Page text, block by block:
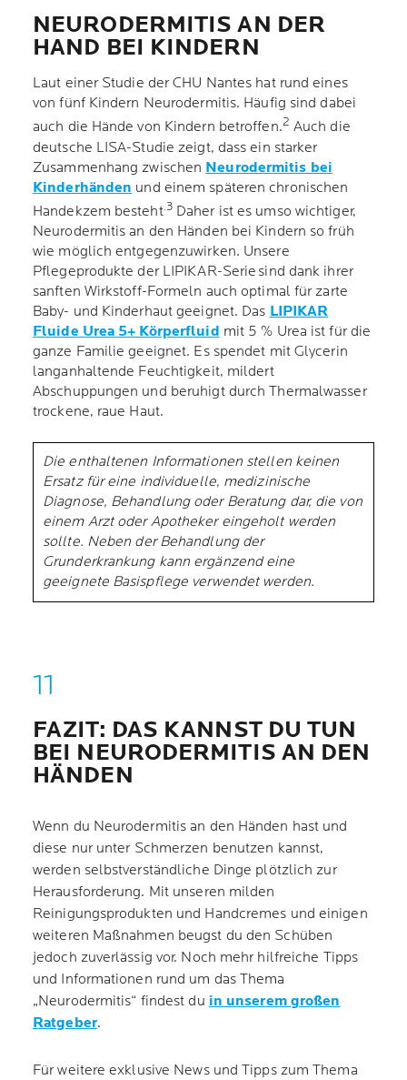
NEURODERMITIS AN DER
HAND BEI KINDERN
Laut einer Studie der CHU Nantes hat rund eines
von fünf Kindern Neurodermitis. Häufig sind dabei
auch die Hände von Kindern betroffen.2 Auch die
deutsche LISA-Studie zeigt, dass ein starker
Zusammenhang zwischen Neurodermitis bei
Kinderhänden und einem späteren chronischen
Handekzem besteht.3Daher ist es umso wichtiger,
Neurodermitis an den Händen bei Kindern so früh
wie möglich entgegenzuwirken. Unsere
Pflegeprodukte der LIPIKAR-Serie sind dank ihrer
sanften Wirkstoff-Formeln auch optimal für zarte
Baby- und Kinderhaut geeignet. Das LIPIKAR
Fluide Urea 5+ Körperfluid mit 5 % Urea ist für die
ganze Familie geeignet. Es spendet mit Glycerin
langanhaltende Feuchtigkeit, mildert
Abschuppungen und beruhigt durch Thermalwasser
trockene, raue Haut.
Die enthaltenen Informationen stellen keinen
Ersatz für eine individuelle, medizinische
Diagnose, Behandlung oder Beratung dar, die von
einem Arzt oder Apotheker eingeholt werden
sollte. Neben der Behandlung der
Grunderkrankung kann ergänzend eine
geeignete Basispflege verwendet werden.
FAZIT: DAS KANNST DU TUN
BEI NEURODERMITIS AN DEN
HÄNDEN
Wenn du Neurodermitis an den Händen hast und
diese nur unter Schmerzen benutzen kannst,
werden selbstverständliche Dinge plötzlich zur
Herausforderung. Mit unseren milden
Reinigungsprodukten und Handcremes und einigen
weiteren Maßnahmen beugst du den Schüben
jedoch zuverlässig vor. Noch mehr hilfreiche Tipps
und Informationen rund um das Thema
„Neurodermitis“ findest du in unserem großen
Ratgeber.
Für weitere exklusive News und Tipps zum Thema